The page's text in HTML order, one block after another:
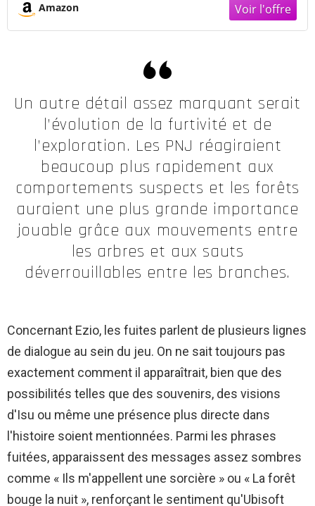
Amazon
Un autre détail assez marquant serait
l’évolution de la furtivité et de
l’exploration. Les PNJ réagiraient
beaucoup plus rapidement aux
comportements suspects et les forêts
auraient une plus grande importance
jouable grâce aux mouvements entre
les arbres et aux sauts
déverrouillables entre les branches.
Concernant Ezio, les fuites parlent de plusieurs lignes
de dialogue au sein du jeu. On ne sait toujours pas
exactement comment il apparaîtrait, bien que des
possibilités telles que des souvenirs, des visions
d'Isu ou même une présence plus directe dans
l'histoire soient mentionnées. Parmi les phrases
fuitées, apparaissent des messages assez sombres
comme « Ils m'appellent une sorcière » ou « La forêt
bouge la nuit », renforçant le sentiment qu'Ubisoft